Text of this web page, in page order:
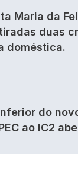
Maria da
duas
doméstica.
do
ao IC2